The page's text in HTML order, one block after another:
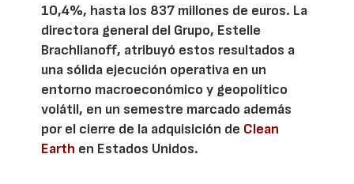
10,4%, hasta los 837 millones de euros. La
directora general del Grupo, Estelle
Brachlianoff, atribuyó estos resultados a
una sólida ejecución operativa en un
entorno macroeconómico y geopolítico
volátil, en un semestre marcado además
por el cierre de la adquisición de Clean
Earth en Estados Unidos.